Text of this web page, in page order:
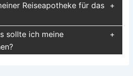
Reiseapotheke für das
sollte ich meine